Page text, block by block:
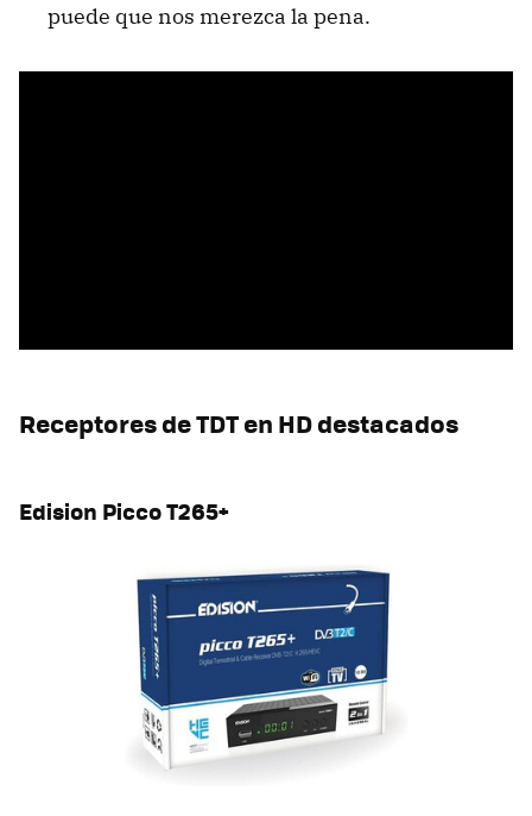
puede que nos merezca la pena.
Receptores de TDT en HD destacados
Edision Picco T265+